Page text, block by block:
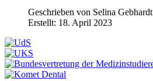
Geschrieben von Selina Gebhardt
Erstellt: 18. April 2023